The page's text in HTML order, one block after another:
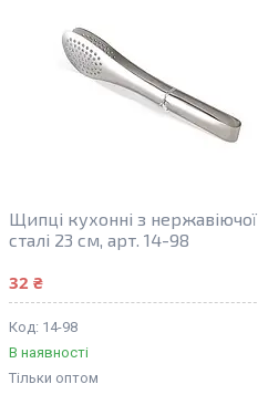
Щипці кухонні з нержавіючої
сталі 23 см, арт. 14-98
32 ₴
14-98
В наявності
Тільки оптом